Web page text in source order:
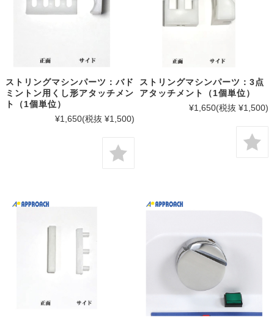
ストリングマシンパーツ：バド
ミントン用くし形アタッチメン
ト（1個単位）
¥1,650(税抜 ¥1,500)
ストリングマシンパーツ：3点
アタッチメント（1個単位）
¥1,650(税抜 ¥1,500)